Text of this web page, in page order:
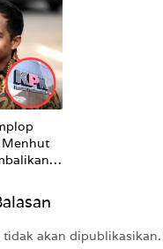
Menhut
akan dipublikasikan.